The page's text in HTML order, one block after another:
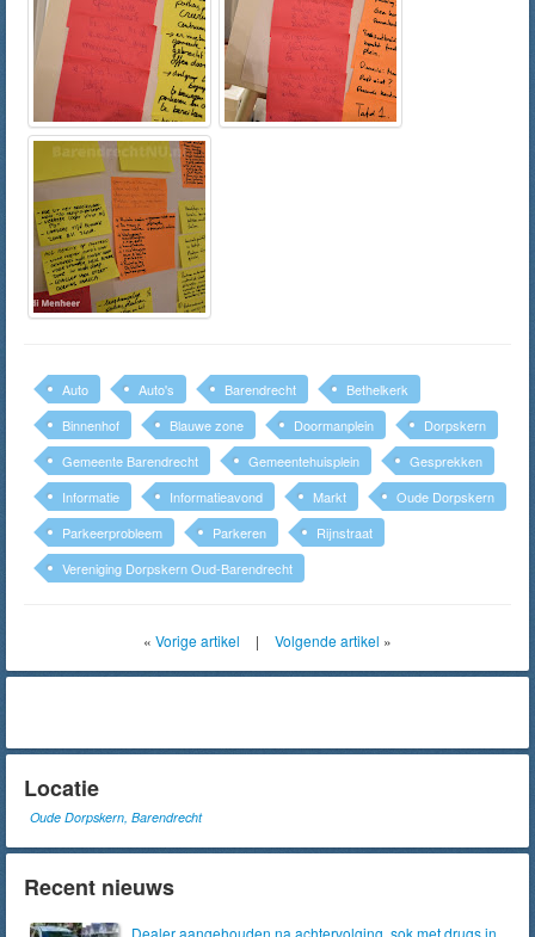
Auto Auto's Barendrecht
Bethelkerk
Binnenhof
Blauwe zone Doormanplein
Dorpskern
Gemeente Barendrecht
Gemeentehuisplein
Gesprekken
Informatie
Informatieavond Markt
Oude Dorpskern
Parkeerprobleem
Parkeren
Rijnstraat
Vereniging Dorpskern Oud-Barendrecht
« Vorige artikel | Volgende artikel »
Locatie
Oude Dorpskern, Barendrecht
Recent nieuws
Dealer aangehouden na achtervolging, sok met drugs in